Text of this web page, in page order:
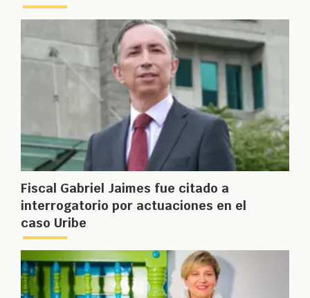
Fiscal Gabriel Jaimes fue citado a
interrogatorio por actuaciones en el
caso Uribe